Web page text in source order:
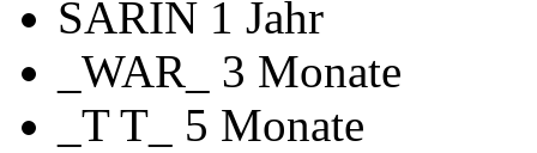
SARIN 1 Jahr
_WAR_ 3 Monate
_T T_ 5 Monate